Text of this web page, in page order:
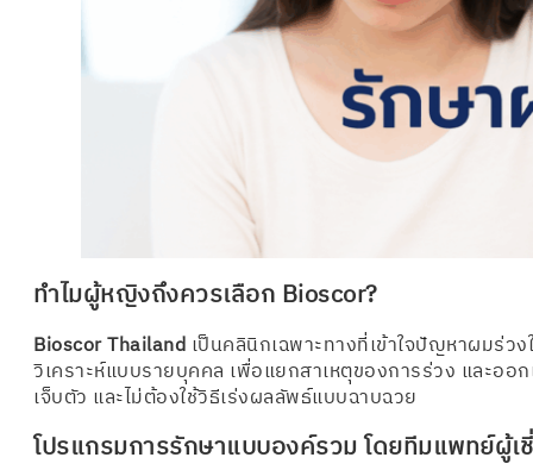
ทำไมผู้หญิงถึงควรเลือก Bioscor?
Bioscor Thailand เป็นคลินิกเฉพาะทางที่เข้าใจปัญหาผมร่ว
วิเคราะห์แบบรายบุคคล เพื่อแยกสาเหตุของการร่วง และอ
เจ็บตัว และไม่ต้องใช้วิธีเร่งผลลัพธ์แบบฉาบฉวย
โปรแกรมการรักษาแบบองค์รวม โดยทีมแพทย์ผู้